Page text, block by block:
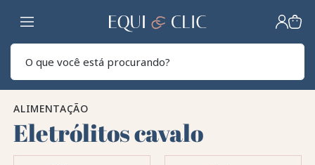
Lar
ALIMENTAÇÃO
Eletrólitos cavalo